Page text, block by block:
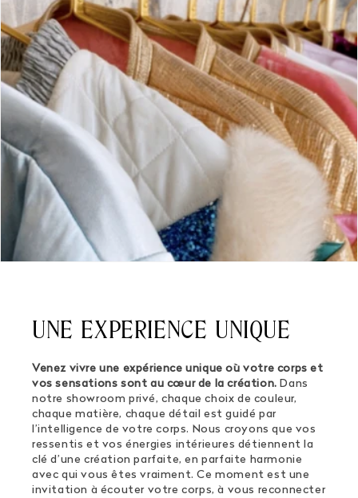
UNE EXPERIENCE UNIQUE
Venez vivre une expérience unique où votre corps et
vos sensations sont au cœur de la création. Dans
notre showroom privé, chaque choix de couleur,
chaque matière, chaque détail est guidé par
l’intelligence de votre corps. Nous croyons que vos
ressentis et vos énergies intérieures détiennent la
clé d’une création parfaite, en parfaite harmonie
avec qui vous êtes vraiment. Ce moment est une
invitation à écouter votre corps, à vous reconnecter